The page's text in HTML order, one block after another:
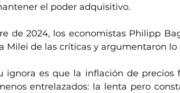
el poder adquisitivo.
a Milei de las críticas y argumentaron lo
ignora es que la inflación de
entrelazados: la lenta pero